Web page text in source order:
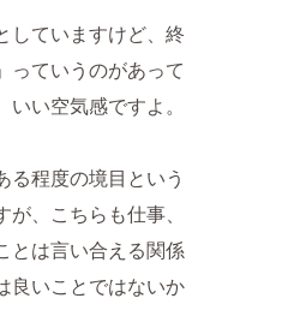
していますけど、終
っていうのがあって
い空気感ですよ。
る程度の境目という
、こちらも仕事、
とは言い合える関係
良いことではないか